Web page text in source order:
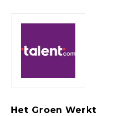
Het Groen Werkt